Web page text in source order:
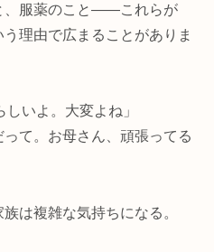
、服薬のこと——これらが
う理由で広まることがありま
いよ。大変よね」
て。お母さん、頑張ってる
は複雑な気持ちになる。